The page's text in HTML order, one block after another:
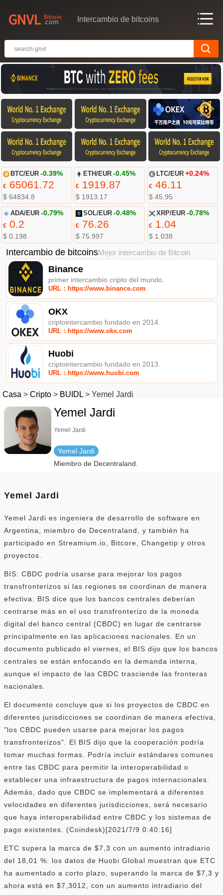
Intercambio de bitcoins
BTC/EUR -0.39%
€65061.72
$ 64834.8
ETH/EUR -0.45%
€ 1919.87
$ 1913.17
LTC/EUR +0.24%
€46.11
$ 45.95
ADA/EUR -0.79%
€0.2
$ 0.198
SOL/EUR -0.48%
€ 76.26
$ 75.997
XRP/EUR -0.78%
€1.04
$ 1.038
Intercambio de bitcoinsMejor intercambio de Bitcoin
Binance
primer intercambio cripto del mundo.
URL：https://www.binance.com
OKX
criptointercambio fundado en 2014.
URL：https://www.okx.com
Huobi
criptointercambio fundado en 2013.
URL：https://www.huobi.com
Casa > Cripto > BUIDL > Yemel Jardi
Yemel Jardi
Yemel Jardi
Yemel Jardi
Miembro de Decentraland.
Yemel Jardi
Yemel Jardi es ingeniera de desarrollo de software en
Argentina, miembro de Decentraland, y también ha
participado en Streamium.io, Bitcore, Changetip y otros
proyectos.
BIS: CBDC podría usarse para mejorar los pagos
transfronterizos si las regiones se coordinan de manera
efectiva: BIS dice que los bancos centrales deberían
centrarse más en el uso transfronterizo de la moneda
digital del banco central (CBDC) en lugar de centrarse
principalmente en las aplicaciones nacionales. En un
documento publicado el viernes, el BIS dijo que los bancos
centrales se están enfocando en la demanda interna,
aunque el impacto de las CBDC trasciende las fronteras
nacionales.
El documento concluye que si los proyectos de CBDC en
diferentes jurisdicciones se coordinan de manera efectiva,
"los CBDC pueden usarse para mejorar los pagos
transfronterizos". El BIS dijo que la cooperación podría
tomar muchas formas. Podría incluir estándares comunes
entre las CBDC para permitir la interoperabilidad o
establecer una infraestructura de pagos internacionales.
Además, dado que CBDC se implementará a diferentes
velocidades en diferentes jurisdicciones, será necesario
que haya interoperabilidad entre CBDC y los sistemas de
pago existentes. (Coindesk)[2021/7/9 0:40:16]
ETC supera la marca de $7,3 con un aumento intradiario
del 18,01 %: los datos de Huobi Global muestran que ETC
ha aumentado a corto plazo, superando la marca de $7,3 y
ahora está en $7,3012, con un aumento intradiario del